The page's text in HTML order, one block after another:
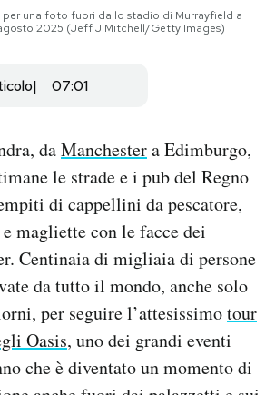
per una foto fuori dallo stadio di Murrayfield a
2025 (Jeff J Mitchell/Getty Images)
07:01
daManchestera Edimburgo,
le strade e i pub del Regno
di cappellini da pescatore,
magliette con le facce dei
Centinaia di migliaia di persone
da tutto il mondo, anche solo
per seguire l’attesissimotour
Oasis, uno dei grandi eventi
che è diventato un momento di